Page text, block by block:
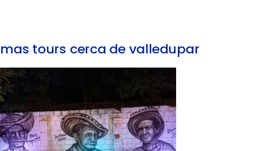
mas tours cerca de valledupar